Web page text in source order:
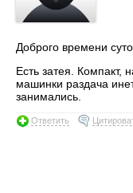
Доброго времени
Есть затея. Компакт,
машинки раздача
занимались.
Ответить